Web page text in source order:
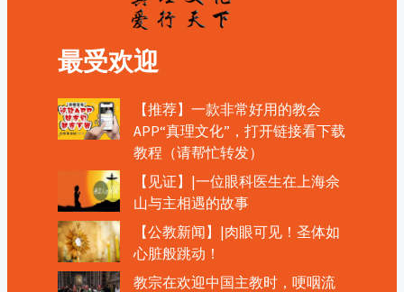
最受欢迎
【推荐】一款非常好用的教会
APP“真理文化”，打开链接看下载
教程（请帮忙转发）
【见证】|一位眼科医生在上海佘
山与主相遇的故事
【公教新闻】|肉眼可见！圣体如
心脏般跳动！
教宗在欢迎中国主教时，哽咽流